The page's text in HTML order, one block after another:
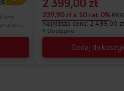
Karta
produktu
Najniższa cena: 2 499,00
Dostępne
Dodaj do
239,90 zł x 10 rat 0%